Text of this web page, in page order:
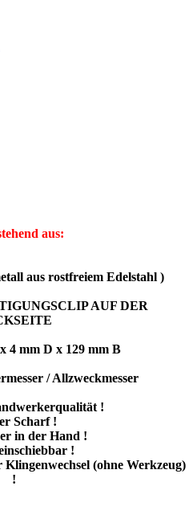
aus:
aus rostfreiem Edelstahl )
AUF DER
4 mm D x 129 mm B
/ Allzweckmesser
!
Scharf !
in der Hand !
!
(ohne Werkzeug)
!